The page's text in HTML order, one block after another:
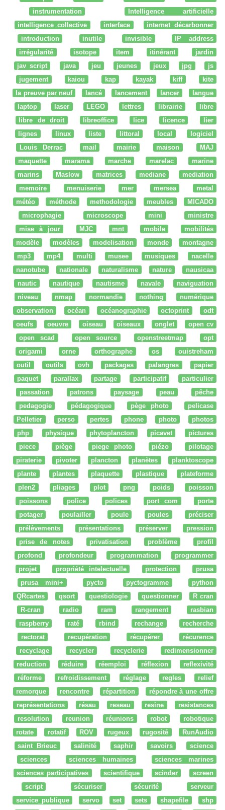
instrumentation
Intelligence artificielle
intelligence collective
interface
internet décarbonner
introduction
inutile invisible
IP address
irrégularité
isotope item itinérant
jardin
jav script
java jeu jeunes jeux jpg
js
jugement
kaiou kap kayak kiff
kite
la preuve par neuf
lancé lancement lancer
langue
laptop
laser LEGO lettres librairie
libre
libre de droit
libreoffice lice licence
lier
lignes
linux liste littoral local
logiciel
Louis Derrac
mail mairie maison
MAJ
maquette
marama marche marelac
marine
marins
Maslow matrices mediane
mediation
memoire
menuiserie mer mersea
metal
météo
méthode methodologie meubles
MICADO
microphagie
microscope mini
ministre
mise à jour
MJC mnt mobile
mobilités
modèle
modèles modelisation monde
montagne
mp3
mp4 multi musee musiques
nacelle
nanotube
nationale naturalisme nature
nausicaa
nautic
nautique nautisme navale
naviguation
niveau
nmap normandie nothing
numérique
observation
océan océanographie octoprint
odt
oeufs
oeuvre oiseau oiseaux onglet
open cv
open scad
open source openstreetmap
opt
origami
orne orthographe os
ouistreham
outil
outils ovh packages palangres
papier
paquet
parallax partage participatif
particulier
passation
patrons paysage peau
pêche
pedagogie
pédagogique pège photo
pelicase
Pelletier
perso pertes phone photo
photos
php
physique phytoplancton picavet
pictures
piece
piège piege photo piézo
pilotage
piraterie
pivoter plancton planètes
planktoscope
plante
plantes plaquette plastique
plateforme
plen2
pliages plot png poids
poisson
poissons
police polices port com
porte
potager
poulailler poule poules
préciser
prélèvements
présentations préserver
pression
prise de notes
privatisation problème
profil
profond
profondeur programmation
programmer
projet
propriété intelectuelle protection
prusa
prusa mini+
pycto pyctogramme
python
QRcartes
qsort questiologie questionner
R cran
R-cran
radio ram rangement
rasbian
raspberry
raté rbind rechange
recherche
rectorat
recupération récupérer
récurence
recyclage
recycler recyclerie
redimensionner
reduction
réduire réemploi réflexion
reflexivité
réforme
refroidissement réglage regles
relief
remorque
rencontre répartition
répondre à une offre
représentations
résau reseau resine
resistances
resolution
reunion réunions robot
robotique
rotate
rotatif ROV rugeux rugosité
RunAudio
saint Brieuc
salinité saphir savoirs
science
sciences
sciences humaines
sciences marines
sciences participatives
scientifique scinder
screen
script
sécuriser sécurité
serveur
service_publique
servo set sets shapefile
shp